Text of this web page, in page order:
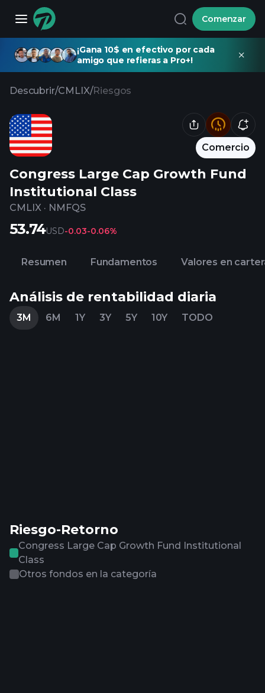
Comenzar
¡Gana 10$ en efectivo por cada
amigo que refieras a Pro+!
Descubrir/CMLIX/Riesgos
Comercio
Congress Large Cap Growth Fund
Institutional Class
CMLIX · NMFQS
53.74USD-0.03-0.06%
Resumen Fundamentos Valores en
Análisis de rentabilidad diaria
3M 6M 1Y 3Y 5Y 10Y TODO
Riesgo-Retorno
Congress Large Cap Growth Fund Institutional
Class
Otros fondos en la categoría